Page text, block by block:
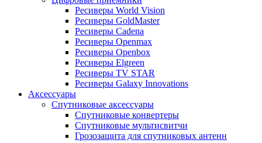
Ресиверы World Vision
Ресиверы GoldMaster
Ресиверы Cadena
Ресиверы Openmax
Ресиверы Openbox
Ресиверы Elgreen
Ресиверы TV STAR
Ресиверы Galaxy Innovations
Аксессуары
Спутниковые аксессуары
Спутниковые конвертеры
Спутниковые мультисвитчи
Грозозащита для спутниковых антенн